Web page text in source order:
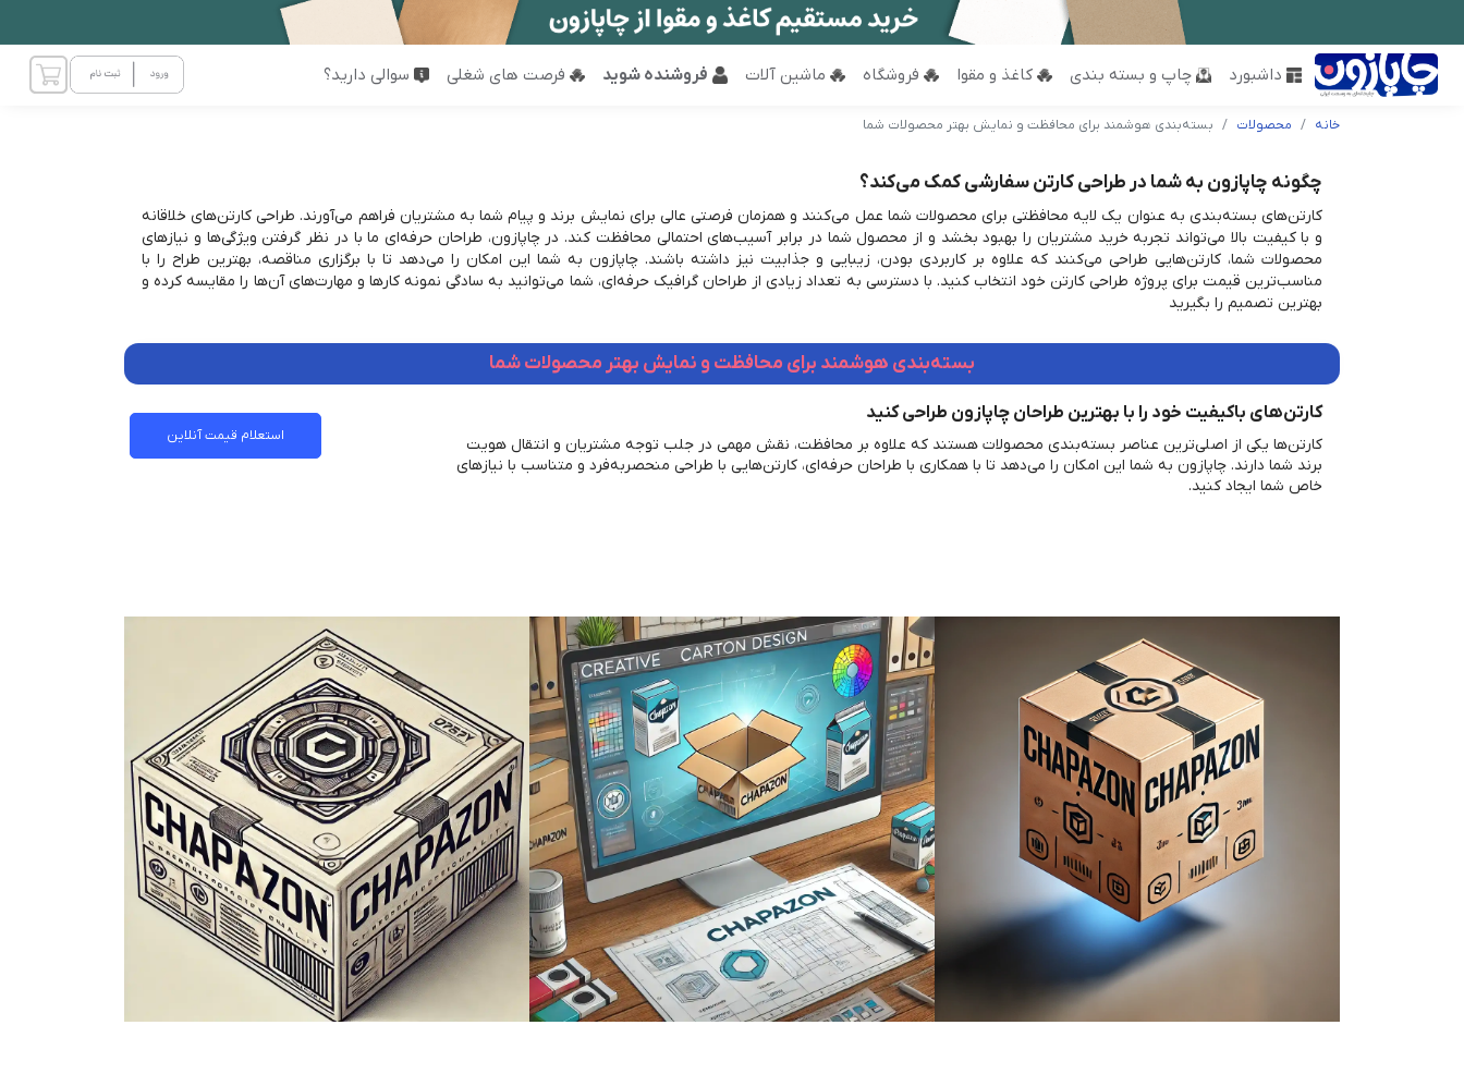
داشبورد چاپ و بسته بندی کاغذ و مقوا فروشگاه ماشین آلات فروشنده شوید فرصت های شغلی سوالی دارید؟
خانه محصولات بسته‌بندی هوشمند برای محافظت و نمایش بهتر محصولات شما
چگونه چاپازون به شما در طراحی کارتن سفارشی کمک می‌کند؟
کارتن‌های بسته‌بندی به عنوان یک لایه محافظتی برای محصولات شما عمل می‌کنند و همزمان فرصتی عالی برای نمایش برند و پیام شما به مشتریان فراهم می‌آورند. طراحی کارتن‌های خلاقانه
و با کیفیت بالا می‌تواند تجربه خرید مشتریان را بهبود بخشد و از محصول شما در برابر آسیب‌های احتمالی محافظت کند. در چاپازون، طراحان حرفه‌ای ما با در نظر گرفتن ویژگی‌ها و نیازهای
محصولات شما، کارتن‌هایی طراحی می‌کنند که علاوه بر کاربردی بودن، زیبایی و جذابیت نیز داشته باشند. چاپازون به شما این امکان را می‌دهد تا با برگزاری مناقصه، بهترین طراح را با
مناسب‌ترین قیمت برای پروژه طراحی کارتن خود انتخاب کنید. با دسترسی به تعداد زیادی از طراحان گرافیک حرفه‌ای، شما می‌توانید به سادگی نمونه کارها و مهارت‌های آن‌ها را مقایسه کرده و
بهترین تصمیم را بگیرید
بسته‌بندی هوشمند برای محافظت و نمایش بهتر محصولات شما
کارتن‌های باکیفیت خود را با بهترین طراحان چاپازون طراحی کنید
کارتن‌ها یکی از اصلی‌ترین عناصر بسته‌بندی محصولات هستند که علاوه بر محافظت، نقش مهمی در جلب توجه مشتریان و انتقال هویت
برند شما دارند. چاپازون به شما این امکان را می‌دهد تا با همکاری با طراحان حرفه‌ای، کارتن‌هایی با طراحی منحصربه‌فرد و متناسب با نیازهای
خاص شما ایجاد کنید.
استعلام قیمت آنلاین